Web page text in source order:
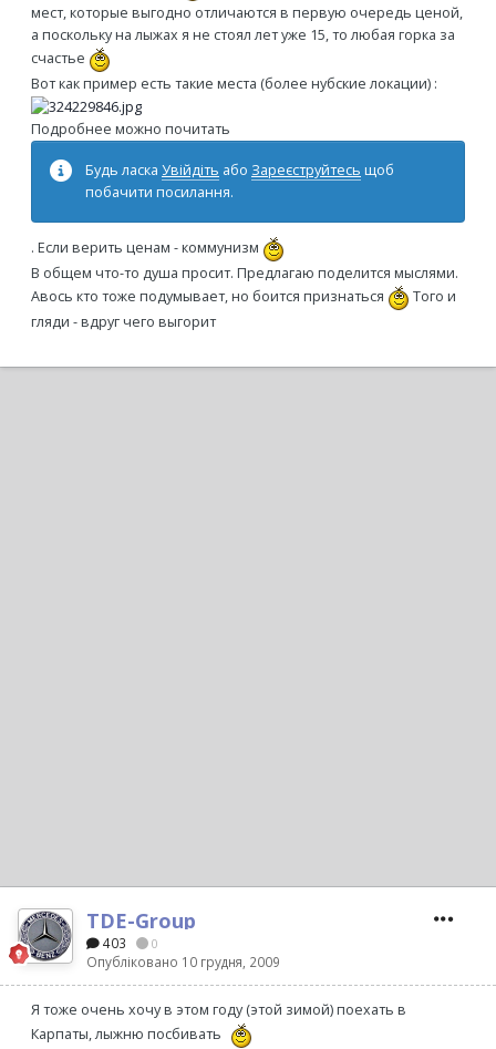
мест, которые выгодно отличаются в первую очередь ценой,
а поскольку на лыжах я не стоял лет уже 15, то любая горка за
счастье
Вот как пример есть такие места (более нубские локации) :
Подробнее можно почитать
Будь ласка Увійдіть або Зареєструйтесь щоб
побачити посилання.
. Если верить ценам - коммунизм
В общем что-то душа просит. Предлагаю поделится мыслями.
Авось кто тоже подумывает, но боится признаться
Того и
гляди - вдруг чего выгорит
TDE-Group
403 0
Опубліковано 10 грудня, 2009
Я тоже очень хочу в этом году (этой зимой) поехать в
Карпаты, лыжню посбивать